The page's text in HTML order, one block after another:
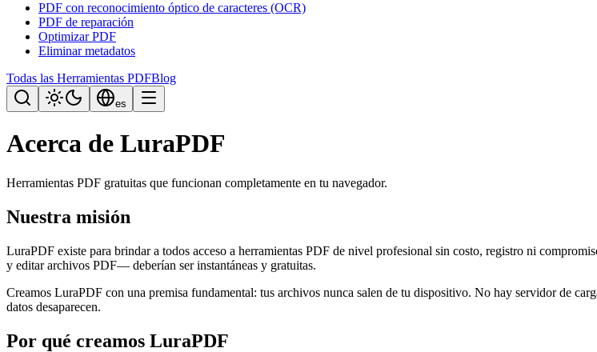
PDF con reconocimiento óptico de caracteres (OCR)
PDF de reparación
Optimizar PDF
Eliminar metadatos
Todas las Herramientas PDFBlog
es
Acerca de LuraPDF
Herramientas PDF gratuitas que funcionan completamente en tu navegador.
Nuestra misión
LuraPDF existe para brindar a todos acceso a herramientas PDF de nivel profesional sin costo, registro ni
y editar archivos PDF— deberían ser instantáneas y gratuitas.
Creamos LuraPDF con una premisa fundamental: tus archivos nunca salen de tu dispositivo. No hay servidor de
datos desaparecen.
Por qué creamos LuraPDF